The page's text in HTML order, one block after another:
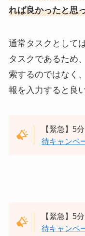
れば良かったと思
通常タスクとして
タスクであるため
索するのではなく
報を入力すると良
【緊急】5
待キャンペ
【緊急】5
待キャンペ